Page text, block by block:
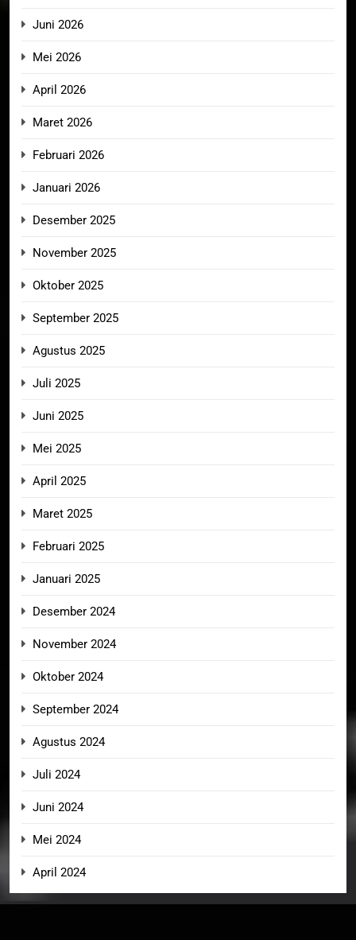
Juni 2026
Mei 2026
April 2026
Maret 2026
Februari 2026
Januari 2026
Desember 2025
November 2025
Oktober 2025
September 2025
Agustus 2025
Juli 2025
Juni 2025
Mei 2025
April 2025
Maret 2025
Februari 2025
Januari 2025
Desember 2024
November 2024
Oktober 2024
September 2024
Agustus 2024
Juli 2024
Juni 2024
Mei 2024
April 2024